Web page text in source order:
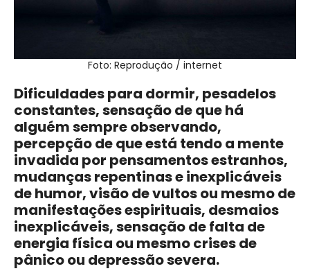
Foto: Reprodução / internet
Dificuldades para dormir, pesadelos
constantes, sensação de que há
alguém sempre observando,
percepção de que está tendo a mente
invadida por pensamentos estranhos,
mudanças repentinas e inexplicáveis
de humor, visão de vultos ou mesmo de
manifestações espirituais, desmaios
inexplicáveis, sensação de falta de
energia física ou mesmo crises de
pânico ou depressão severa.